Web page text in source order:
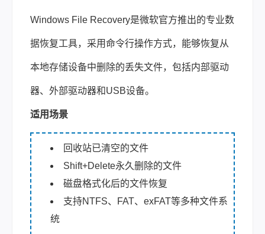
Windows File Recovery是微软官方推出的专业数
据恢复工具，采用命令行操作方式，能够恢复从
本地存储设备中删除的丢失文件，包括内部驱动
器、外部驱动器和USB设备。
适用场景
回收站已清空的文件
Shift+Delete永久删除的文件
磁盘格式化后的文件恢复
支持NTFS、FAT、exFAT等多种文件系
统